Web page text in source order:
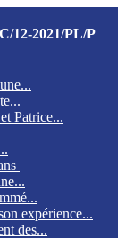
12-2021/PL/P
Patrice...
expérience...
des...